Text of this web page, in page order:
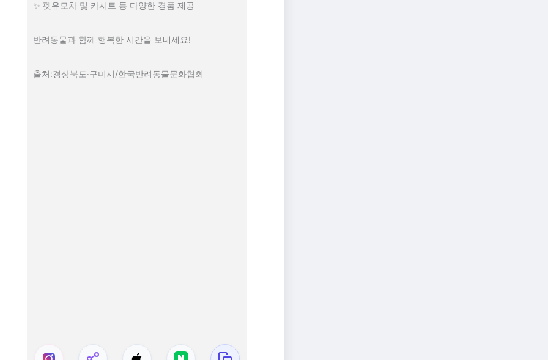
✨ 펫유모차 및 카시트 등 다양한 경품 제공
반려동물과 함께 행복한 시간을 보내세요!
출처:경상북도‧구미시/한국반려동물문화협회